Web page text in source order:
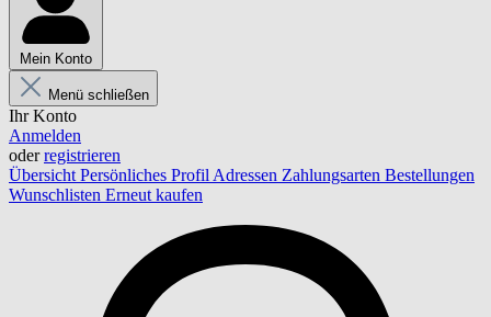
Mein Konto
Menü schließen
Ihr Konto
Anmelden
oderregistrieren
Übersicht Persönliches Profil Adressen Zahlungsarten Bestellungen
Wunschlisten Erneut kaufen